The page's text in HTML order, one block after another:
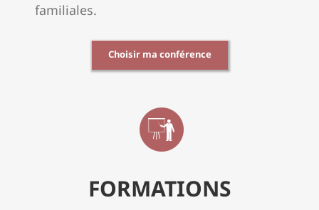
familiales.
Choisir ma conférence
FORMATIONS